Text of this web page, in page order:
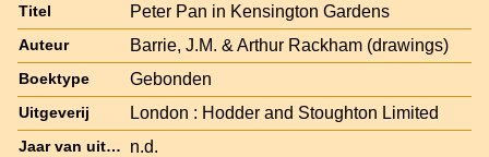
Titel Peter Pan in Kensington Gardens
Auteur Barrie, J.M. & Arthur Rackham (drawings)
Boektype Gebonden
Uitgeverij London : Hodder and Stoughton Limited
Jaar van uitgave n.d.